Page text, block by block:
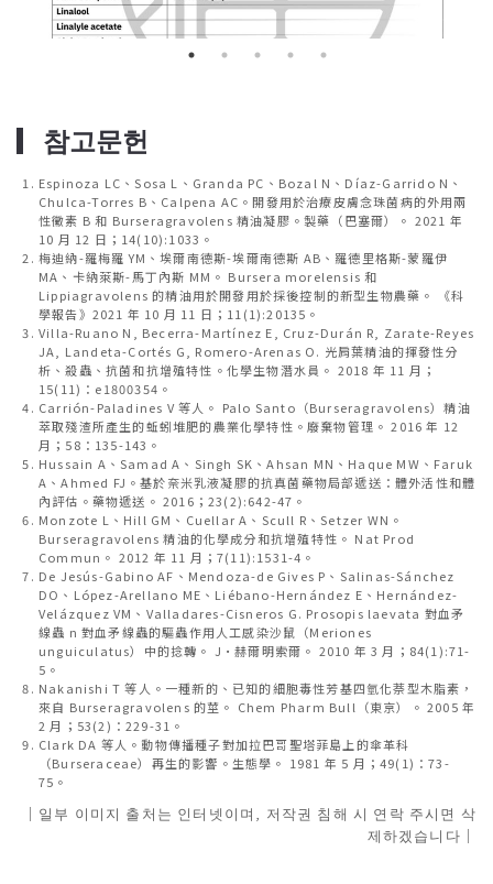
▎참고문헌
Espinoza LC、Sosa L、Granda PC、Bozal N、Díaz-Garrido N、
Chulca-Torres B、Calpena AC。開發用於治療皮膚念珠菌病的外用兩
性黴素 B 和 Burseragravolens 精油凝膠。製藥（巴塞爾）。 2021 年
10 月 12 日；14(10):1033。
梅迪納-羅梅羅 YM、埃爾南德斯-埃爾南德斯 AB、羅德里格斯-蒙羅伊
MA、卡納萊斯-馬丁內斯 MM。 Bursera morelensis 和
Lippiagravolens 的精油用於開發用於採後控制的新型生物農藥。 《科
學報告》2021 年 10 月 11 日；11(1):20135。
Villa-Ruano N, Becerra-Martínez E, Cruz-Durán R, Zarate-Reyes
JA, Landeta-Cortés G, Romero-Arenas O. 光肩葉精油的揮發性分
析、殺蟲、抗菌和抗增殖特性。化學生物潛水員。 2018 年 11 月；
15(11)：e1800354。
Carrión-Paladines V 等人。 Palo Santo（Burseragravolens）精油
萃取殘渣所產生的蚯蚓堆肥的農業化學特性。廢棄物管理。 2016 年 12
月；58：135-143。
Hussain A、Samad A、Singh SK、Ahsan MN、Haque MW、Faruk
A、Ahmed FJ。基於奈米乳液凝膠的抗真菌藥物局部遞送：體外活性和體
內評估。藥物遞送。 2016；23(2):642-47。
Monzote L、Hill GM、Cuellar A、Scull R、Setzer WN。
Burseragravolens 精油的化學成分和抗增殖特性。 Nat Prod
Commun。 2012 年 11 月；7(11):1531-4。
De Jesús-Gabino AF、Mendoza-de Gives P、Salinas-Sánchez
DO、López-Arellano ME、Liébano-Hernández E、Hernández-
Velázquez VM、Valladares-Cisneros G. Prosopis laevata 對血矛
線蟲 n 對血矛線蟲的驅蟲作用人工感染沙鼠（Meriones
unguiculatus）中的捻轉。 J·赫爾明索爾。 2010 年 3 月；84(1):71-
5。
Nakanishi T 等人。一種新的、已知的細胞毒性芳基四氫化萘型木脂素，
來自 Burseragravolens 的莖。 Chem Pharm Bull（東京）。 2005 年
2 月；53(2)：229-31。
Clark DA 等人。動物傳播種子對加拉巴哥聖塔菲島上的傘革科
（Burseraceae）再生的影響。生態學。 1981 年 5 月；49(1)：73-
75。
｜일부 이미지 출처는 인터넷이며, 저작권 침해 시 연락 주시면 삭
제하겠습니다｜